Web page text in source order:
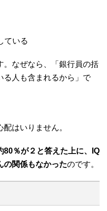
ている
。なぜなら、「銀行員の括
る人も含まれるから」で
はいりません。
80％が２と答えた上に、IQ
の関係もなかったのです。